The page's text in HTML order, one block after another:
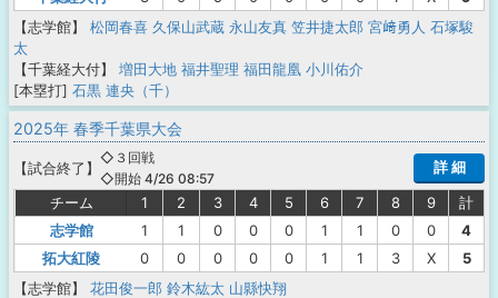
【志学館】
松岡春喜 久保山武蔵 永山友真 笠井捷太郎 宮﨑勇人 石塚駿
太
【千葉経大付】
増田大地 福井聖理 福田龍凰 小川佑介
[本塁打] 石黒 連央（千）
2025年 春季千葉県大会
【試合終了 】
◇３回戦
◇開始 4/26 08:57
詳 細
チーム 1 2 3 4 5 6 7 8 9
計
志学館
1 1 0 0 0 1 1 0 0
4
拓大紅陵
0 0 0 0 0 1 1 3 X
5
【志学館】
花田俊一郎 鈴木紘太 山縣快翔